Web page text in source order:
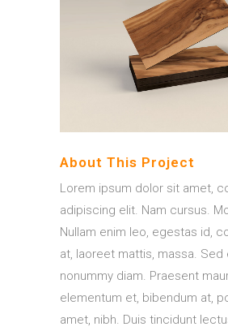
About This Project
Lorem ipsum dolor sit amet,
adipiscing elit. Nam cursus.
Nullam enim leo, egestas id,
at, laoreet mattis, massa. Sed
nonummy diam. Praesent
elementum et, bibendum at,
amet, nibh. Duis tincidunt